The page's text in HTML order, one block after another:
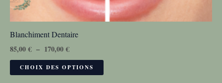
Blanchiment Dentaire
85,00€ – 170,00€
CHOIX DES OPTIONS
produit